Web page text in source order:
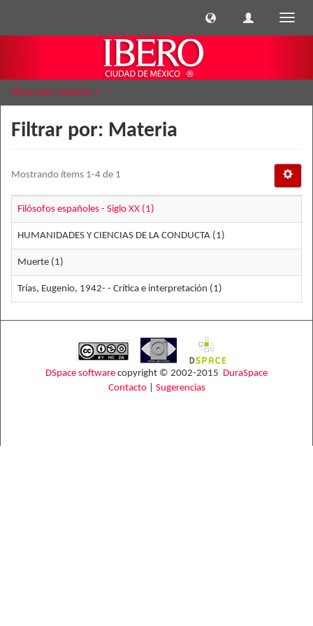
Filtrar por: Materia
Filtrar por: Materia
Mostrando ítems 1-4 de 1
Filósofos españoles - Siglo XX (1)
HUMANIDADES Y CIENCIAS DE LA CONDUCTA (1)
Muerte (1)
Trías, Eugenio, 1942- - Crítica e interpretación (1)
DSpace software copyright © 2002-2015 DuraSpace
Contacto| Sugerencias